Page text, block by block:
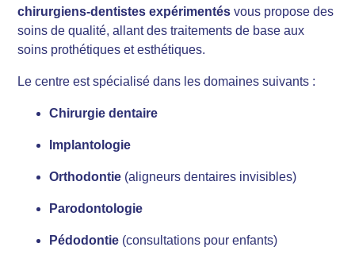
chirurgiens-dentistes expérimentés vous propose des
soins de qualité, allant des traitements de base aux
soins prothétiques et esthétiques.
Le centre est spécialisé dans les domaines suivants :
Chirurgie dentaire
Implantologie
Orthodontie (aligneurs dentaires invisibles)
Parodontologie
Pédodontie (consultations pour enfants)